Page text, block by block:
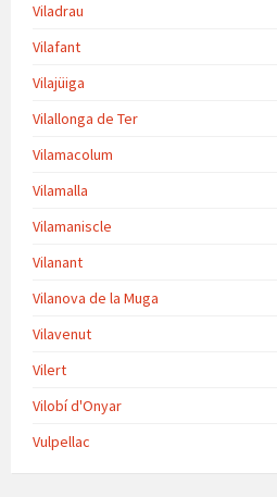
Viladrau
Vilafant
Vilajüiga
Vilallonga de Ter
Vilamacolum
Vilamalla
Vilamaniscle
Vilanant
Vilanova de la Muga
Vilavenut
Vilert
Vilobí d'Onyar
Vulpellac